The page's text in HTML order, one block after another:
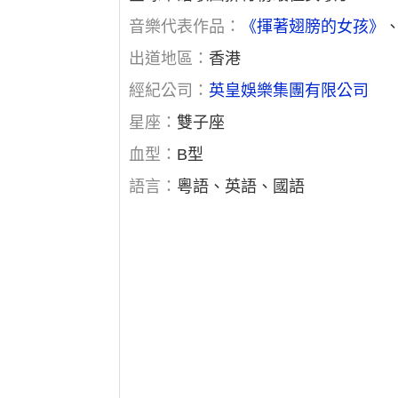
音樂代表作品：
《揮著翅膀的女孩》
出道地區： 香港
經紀公司：英皇娛樂集團有限公司
星座：雙子座
血型： B型
語言： 粵語、英語、國語